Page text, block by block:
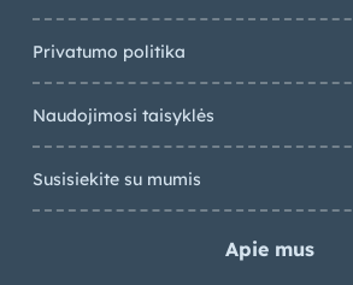
Privatumo politika
Naudojimosi taisyklės
Susisiekite su mumis
Apie mus